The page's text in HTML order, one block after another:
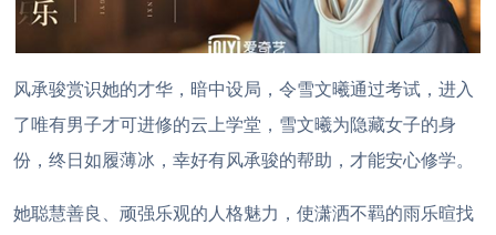
风承骏赏识她的才华，暗中设局，令雪文曦通过考试，进入
了唯有男子才可进修的云上学堂，雪文曦为隐藏女子的身
份，终日如履薄冰，幸好有风承骏的帮助，才能安心修学。
她聪慧善良、顽强乐观的人格魅力，使潇洒不羁的雨乐暄找